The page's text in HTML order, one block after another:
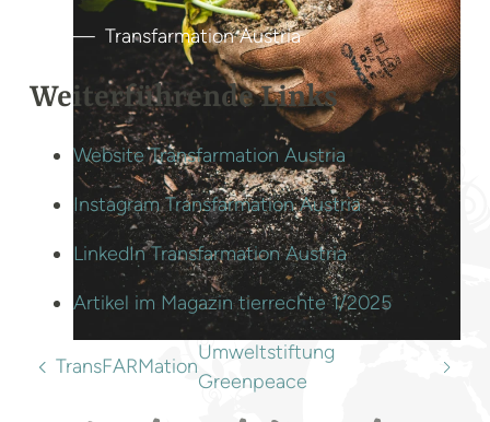
Transfarmation Austria
Weiterführende Links
Website Transfarmation Austria
Instagram Transfarmation Austria
LinkedIn Transfarmation Austria
Artikel im Magazin tierrechte 1/2025
TransFARMation
Umweltstiftung
Greenpeace